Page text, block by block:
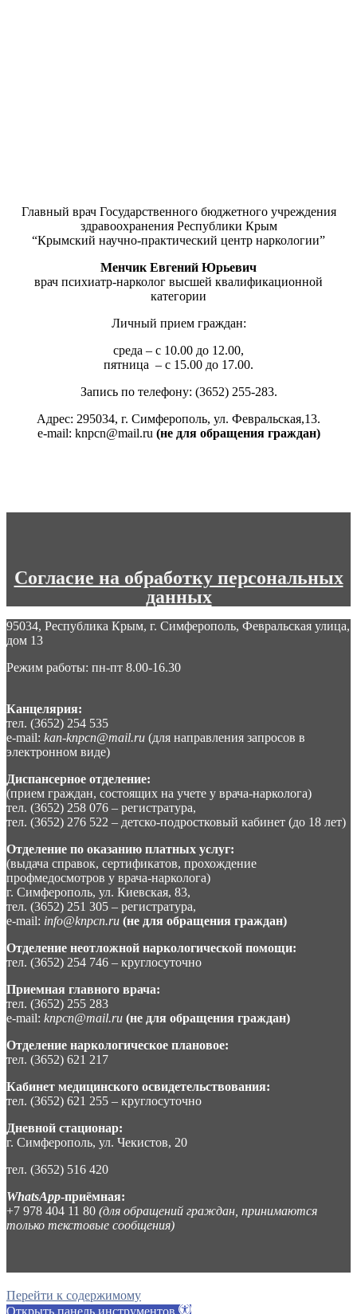
Главный врач Государственного бюджетного учреждения
здравоохранения Республики Крым
“Крымский научно-практический центр наркологии”
Менчик Евгений Юрьевич
врач психиатр-нарколог высшей квалификационной
категории
Личный прием граждан:
среда – с 10.00 до 12.00,
пятница – с 15.00 до 17.00.
Запись по телефону: (3652) 255-283.
Адрес: 295034, г. Симферополь, ул. Февральская,13.
e-mail: knpcn@mail.ru (не для обращения граждан)
Согласие на обработку персональных
данных
95034, Республика Крым, г. Симферополь, Февральская улица,
дом 13
Режим работы: пн-пт 8.00-16.30
Канцелярия:
тел. (3652) 254 535
e-mail: kan-knpcn@mail.ru (для направления запросов в
электронном виде)
Диспансерное отделение:
(прием граждан, состоящих на учете у врача-нарколога)
тел. (3652) 258 076 – регистратура,
тел. (3652) 276 522 – детско-подростковый кабинет (до 18 лет)
Отделение по оказанию платных услуг:
(выдача справок, сертификатов, прохождение
профмедосмотров у врача-нарколога)
г. Симферополь, ул. Киевская, 83,
тел. (3652) 251 305 – регистратура,
e-mail: info@knpcn.ru (не для обращения граждан)
Отделение неотложной наркологической помощи:
тел. (3652) 254 746 – круглосуточно
Приемная главного врача:
тел. (3652) 255 283
e-mail: knpcn@mail.ru (не для обращения граждан)
Отделение наркологическое плановое:
тел. (3652) 621 217
Кабинет медицинского освидетельствования:
тел. (3652) 621 255 – круглосуточно
Дневной стационар:
г. Симферополь, ул. Чекистов, 20
тел. (3652) 516 420
WhatsApp-приёмная:
+7 978 404 11 80 (для обращений граждан, принимаются
только текстовые сообщения)
Перейти к содержимому